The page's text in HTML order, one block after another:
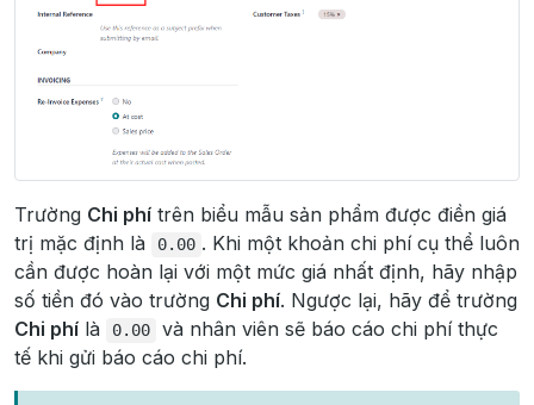
Trường Chi phí trên biểu mẫu sản phẩm được điền giá
trị mặc định là
0.00 . Khi một khoản chi phí cụ thể luôn
cần được hoàn lại với một mức giá nhất định, hãy nhập
số tiền đó vào trường Chi phí. Ngược lại, hãy để trường
Chi phí là 0.00
và nhân viên sẽ báo cáo chi phí thực
tế khi gửi báo cáo chi phí.